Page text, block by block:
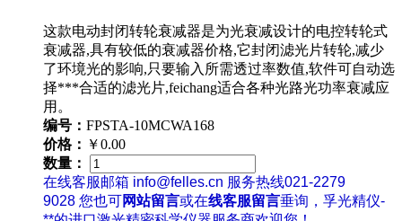
这款电动封闭转轮衰减器是为光衰减设计的电控转轮式
衰减器,具有较低的衰减器价格,它封闭滤光片转轮,减少
了环境光的影响,只要输入所需透过率数值,软件可自动选
择***合适的滤光片,feichang适合各种光路光功率衰减应
用。
编号： FPSTA-10MCWA168
价格： ￥0.00
数量：
在线客服邮箱 info@felles.cn 服务热线021-2279
9028 您也可网站留言或在线客服留言垂询，孚光精仪-